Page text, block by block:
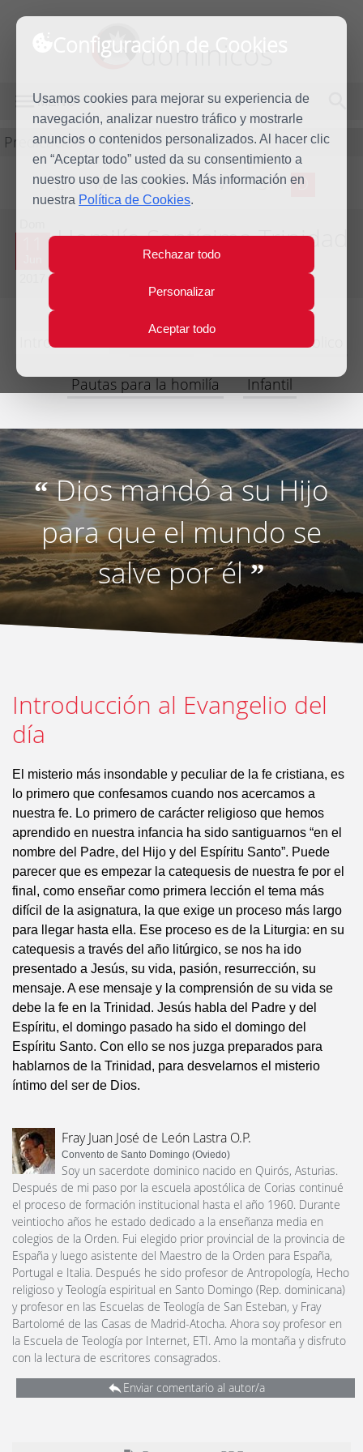
Configuración de Cookies
Usamos cookies para mejorar su experiencia de
navegación, analizar nuestro tráfico y mostrarle
anuncios o contenidos personalizados. Al hacer clic
en “Aceptar todo” usted da su consentimiento a
nuestro uso de las cookies. Más información en
nuestra Política de Cookies.
Rechazar todo
Personalizar
Aceptar todo
dominicos
MENÚ
Predicación
L M X J V S D
Homilía Santísima Trinidad
Introducción Lecturas Comentario bíblico
Pautas para la homilía Infantil
“Dios mandó a su Hijo
para que el mundo se
salve por él”
Introducción al Evangelio del
día
El misterio más insondable y peculiar de la fe cristiana, es
lo primero que confesamos cuando nos acercamos a
nuestra fe. Lo primero de carácter religioso que hemos
aprendido en nuestra infancia ha sido santiguarnos “en el
nombre del Padre, del Hijo y del Espíritu Santo”. Puede
parecer que es empezar la catequesis de nuestra fe por el
final, como enseñar como primera lección el tema más
difícil de la asignatura, la que exige un proceso más largo
para llegar hasta ella. Ese proceso es de la Liturgia: en su
catequesis a través del año litúrgico, se nos ha ido
presentado a Jesús, su vida, pasión, resurrección, su
mensaje. A ese mensaje y la comprensión de su vida se
debe la fe en la Trinidad. Jesús habla del Padre y del
Espíritu, el domingo pasado ha sido el domingo del
Espíritu Santo. Con ello se nos juzga preparados para
hablarnos de la Trinidad, para desvelarnos el misterio
íntimo del ser de Dios.
Fray Juan José de León Lastra O.P.
Convento de Santo Domingo (Oviedo)
Soy un sacerdote dominico nacido en Quirós, Asturias.
Después de mi paso por la escuela apostólica de Corias continué
el proceso de formación institucional hasta el año 1960. Durante
veintiocho años he estado dedicado a la enseñanza media en
colegios de la Orden. Fui elegido prior provincial de la provincia de
España y luego asistente del Maestro de la Orden para España,
Portugal e Italia. Después he sido profesor de Antropología, Hecho
religioso y Teología espiritual en Santo Domingo (Rep. dominicana)
y profesor en las Escuelas de Teología de San Esteban, y Fray
Bartolomé de las Casas de Madrid-Atocha. Ahora soy profesor en
la Escuela de Teología por Internet, ETI. Amo la montaña y disfruto
con la lectura de escritores consagrados.
Enviar comentario al autor/a